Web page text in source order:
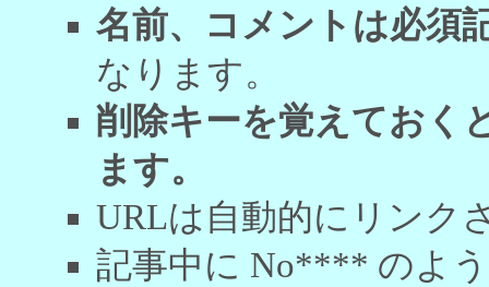
名前、コメントは必須
なります。
削除キーを覚えておく
ます。
URLは自動的にリンク
記事中に No**** のよ